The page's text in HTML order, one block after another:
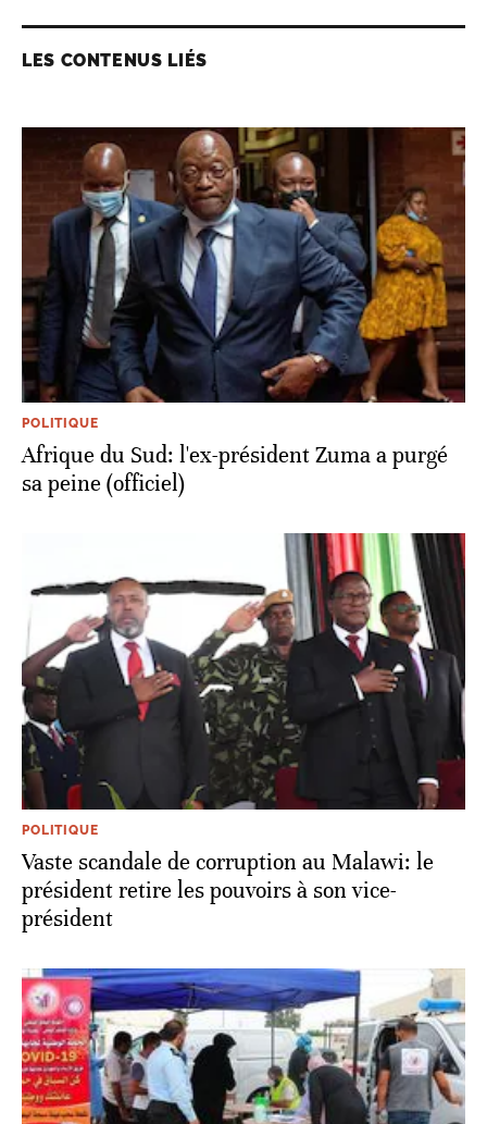
LES CONTENUS LIÉS
POLITIQUE
Afrique du Sud: l'ex-président Zuma a purgé
sa peine (officiel)
POLITIQUE
Vaste scandale de corruption au Malawi: le
président retire les pouvoirs à son vice-
président